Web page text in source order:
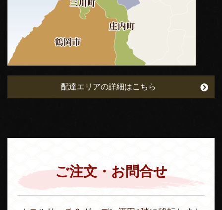
配達エリアの詳細はこちら
ご注文・お問合せ